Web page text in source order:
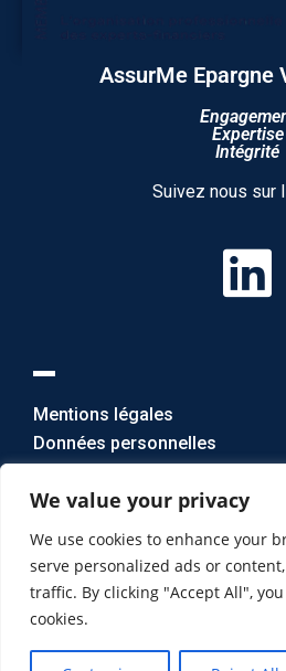
We value your privacy
We use cookies to enhance your
serve personalized ads or
traffic. By clicking "Accept All",
cookies.
AssurMe Epargne
Expertise
Intégrité
Suivez nous sur
Mentions légales
Données personnelles
tél: 03 88 52 09 08
N° ORIAS 23004005